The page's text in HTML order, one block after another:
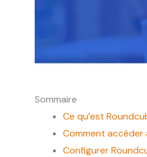
Sommaire
Ce qu’est
Comment accéder
Configurer